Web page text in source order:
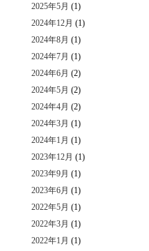
2025年5月 (1)
2024年12月 (1)
2024年8月 (1)
2024年7月 (1)
2024年6月 (2)
2024年5月 (2)
2024年4月 (2)
2024年3月 (1)
2024年1月 (1)
2023年12月 (1)
2023年9月 (1)
2023年6月 (1)
2022年5月 (1)
2022年3月 (1)
2022年1月 (1)